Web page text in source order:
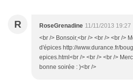
R RoseGrenadine 11/11/2013 19:27
<br /> Bonsoir,<br /> <br /> <br />
d'épices http://www.durance.fr/
epices.html<br /> <br /> <br />
bonne soirée : )<br />